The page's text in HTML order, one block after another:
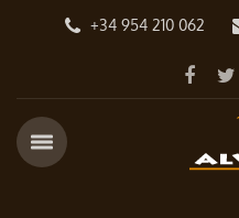
+34 954 210 062